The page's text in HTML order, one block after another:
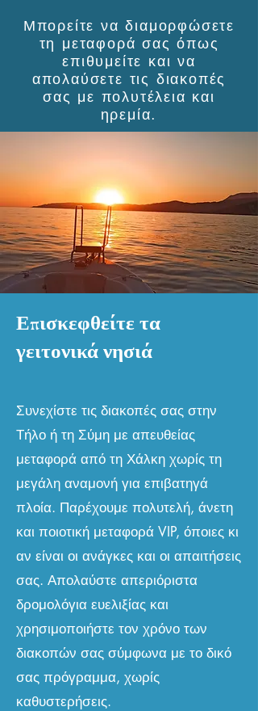
Μπορείτε να διαμορφώσετε
τη μεταφορά σας όπως
επιθυμείτε και να
απολαύσετε τις διακοπές
σας με πολυτέλεια και
ηρεμία.
Επισκεφθείτε τα
γειτονικά νησιά
Συνεχίστε τις διακοπές σας στην
Τήλο ή τη Σύμη με απευθείας
μεταφορά από τη Χάλκη χωρίς τη
μεγάλη αναμονή για επιβατηγά
πλοία. Παρέχουμε πολυτελή, άνετη
και ποιοτική μεταφορά VIP, όποιες κι
αν είναι οι ανάγκες και οι απαιτήσεις
σας. Απολαύστε απεριόριστα
δρομολόγια ευελιξίας και
χρησιμοποιήστε τον χρόνο των
διακοπών σας σύμφωνα με το δικό
σας πρόγραμμα, χωρίς
καθυστερήσεις.